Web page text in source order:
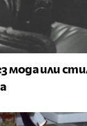
мода или